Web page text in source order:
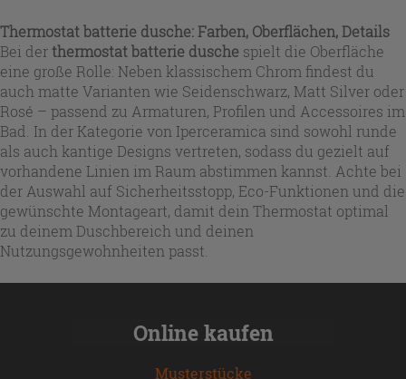
Thermostat batterie dusche: Farben, Oberflächen, Details
Bei derthermostat batterie dusche spielt die Oberfläche
eine große Rolle: Neben klassischem Chrom findest du
auch matte Varianten wie Seidenschwarz, Matt Silver oder
Rosé – passend zu Armaturen, Profilen und Accessoires im
Bad. In der Kategorie von Iperceramica sind sowohl runde
als auch kantige Designs vertreten, sodass du gezielt auf
vorhandene Linien im Raum abstimmen kannst. Achte bei
der Auswahl auf Sicherheitsstopp, Eco-Funktionen und die
gewünschte Montageart, damit dein Thermostat optimal
zu deinem Duschbereich und deinen
Nutzungsgewohnheiten passt.
Online kaufen
Musterstücke